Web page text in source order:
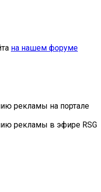
на нашем форуме
рекламы на портале
рекламы в эфире RSG